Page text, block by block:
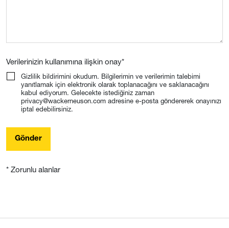
Verilerinizin kullanımına ilişkin onay*
Gizlilik bildirimini okudum. Bilgilerimin ve verilerimin talebimi
yanıtlamak için elektronik olarak toplanacağını ve saklanacağını
kabul ediyorum. Gelecekte istediğiniz zaman
privacy@wackerneuson.com adresine e-posta göndererek onayınızı
iptal edebilirsiniz.
Gönder
* Zorunlu alanlar